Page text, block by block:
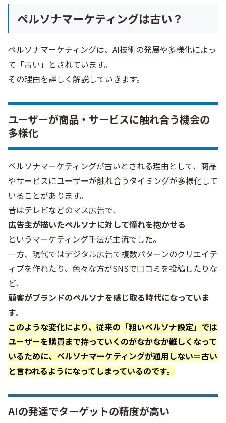
ペルソナマーケティングは古い？
ペルソナマーケティングは、AI技術の発展や多様化によっ
て「古い」とされています。
その理由を詳しく解説していきます。
ユーザーが商品・サービスに触れ合う機会の
多様化
ペルソナマーケティングが古いとされる理由として、商品
やサービスにユーザーが触れ合うタイミングが多様化して
いることがあります。
昔はテレビなどのマス広告で、
広告主が描いたペルソナに対して憧れを抱かせる
というマーケティング手法が主流でした。
一方、現代ではデジタル広告で複数パターンのクリエイテ
ィブを作れたり、色々な方がSNSで口コミを投稿したりな
ど、
顧客がブランドのペルソナを感じ取る時代になっていま
す。
このような変化により、従来の「粗いペルソナ設定」では
ユーザーを購買まで持っていくのがなかなか難しくなって
いるために、ペルソナマーケティングが通用しない＝古い
と言われるようになってしまっているのです。
AIの発達でターゲットの精度が高い